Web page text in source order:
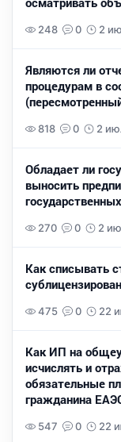
248 0 2
Являются ли
процедурам в
818 0 2
Обладает ли
выносить
270 0 2
Как списывать
475 0 22
Как ИП на
исчислять и
обязательные
гражданина
547 0 22